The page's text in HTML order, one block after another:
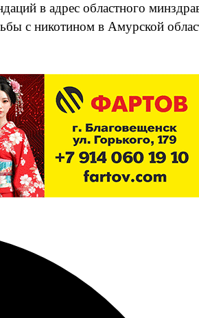
в адрес областного
с никотином в Амурской